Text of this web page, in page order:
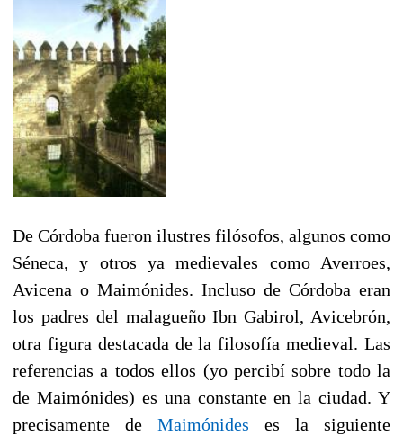
De Córdoba fueron ilustres filósofos, algunos como
Séneca, y otros ya medievales como Averroes,
Avicena o Maimónides. Incluso de Córdoba eran
los padres del malagueño Ibn Gabirol, Avicebrón,
otra figura destacada de la filosofía medieval. Las
referencias a todos ellos (yo percibí sobre todo la
de Maimónides) es una constante en la ciudad. Y
precisamente de Maimónides es la siguiente